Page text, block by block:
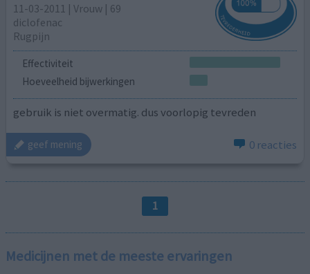
11-03-2011 | Vrouw | 69
diclofenac
Rugpijn
Effectiviteit
Hoeveelheid bijwerkingen
gebruik is niet overmatig. dus voorlopig tevreden
geef mening 0 reacties
1
Medicijnen met de meeste ervaringen